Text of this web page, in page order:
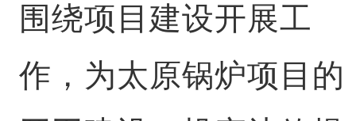
围绕项目建设开展工
作，为太原锅炉项目的